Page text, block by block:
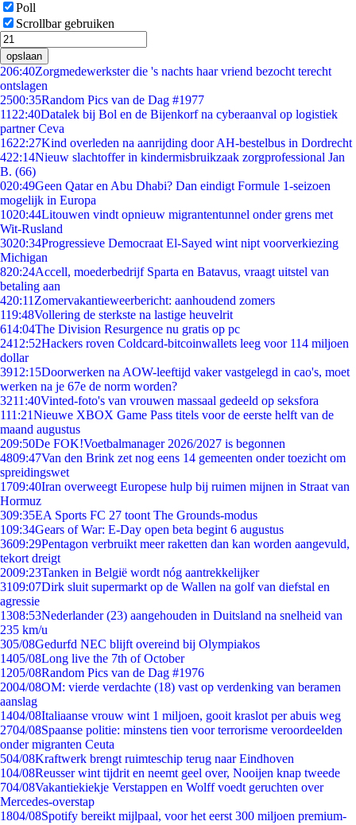
Poll
Scrollbar gebruiken
opslaan
206:40Zorgmedewerkster die 's nachts haar vriend bezocht terecht
ontslagen
2500:35Random Pics van de Dag #1977
11 22:40Datalek bij Bol en de Bijenkorf na cyberaanval op logistiek
partner Ceva
1622:27Kind overleden na aanrijding door AH-bestelbus in Dordrecht
422:14Nieuw slachtoffer in kindermisbruikzaak zorgprofessional Jan
B. (66)
020:49Geen Qatar en Abu Dhabi? Dan eindigt Formule 1-seizoen
mogelijk in Europa
1020:44Litouwen vindt opnieuw migrantentunnel onder grens met
Wit-Rusland
3020:34Progressieve Democraat El-Sayed wint nipt voorverkiezing
Michigan
820:24Accell, moederbedrijf Sparta en Batavus, vraagt uitstel van
betaling aan
420:11 Zomervakantieweerbericht: aanhoudend zomers
119:48Vollering de sterkste na lastige heuvelrit
614:04The Division Resurgence nu gratis op pc
2412:52Hackers roven Coldcard-bitcoinwallets leeg voor 114 miljoen
dollar
3912:15Doorwerken na AOW-leeftijd vaker vastgelegd in cao's, moet
werken na je 67e de norm worden?
3211:40Vinted-foto's van vrouwen massaal gedeeld op seksfora
111:21Nieuwe XBOX Game Pass titels voor de eerste helft van de
maand augustus
209:50De FOK!Voetbalmanager 2026/2027 is begonnen
4809:47Van den Brink zet nog eens 14 gemeenten onder toezicht om
spreidingswet
1709:40Iran overweegt Europese hulp bij ruimen mijnen in Straat van
Hormuz
309:35EA Sports FC 27 toont The Grounds-modus
109:34Gears of War: E-Day open beta begint 6 augustus
3609:29Pentagon verbruikt meer raketten dan kan worden aangevuld,
tekort dreigt
2009:23Tanken in België wordt nóg aantrekkelijker
3109:07Dirk sluit supermarkt op de Wallen na golf van diefstal en
agressie
1308:53Nederlander (23) aangehouden in Duitsland na snelheid van
235 km/u
305/08Gedurfd NEC blijft overeind bij Olympiakos
1405/08Long live the 7th of October
1205/08Random Pics van de Dag #1976
2004/08OM: vierde verdachte (18) vast op verdenking van beramen
aanslag
1404/08Italiaanse vrouw wint 1 miljoen, gooit kraslot per abuis weg
2704/08Spaanse politie: minstens tien voor terrorisme veroordeelden
onder migranten Ceuta
504/08Kraftwerk brengt ruimteschip terug naar Eindhoven
104/08Reusser wint tijdrit en neemt geel over, Nooijen knap tweede
704/08Vakantiekiekje Verstappen en Wolff voedt geruchten over
Mercedes-overstap
1804/08Spotify bereikt mijlpaal, voor het eerst 300 miljoen premium-